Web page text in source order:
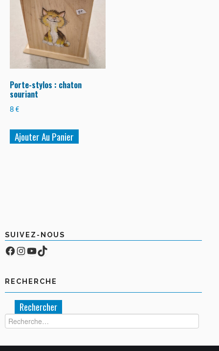
Porte-stylos : chaton
souriant
8 €
Ajouter Au Panier
SUIVEZ-NOUS
Facebook
Compte Instagram
YouTube
TikTok
RECHERCHE
Rechercher :